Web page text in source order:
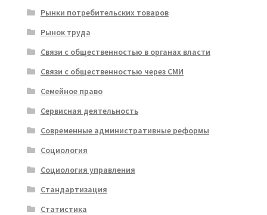
Рынки потребительских товаров
Рынок труда
Связи с общественностью в органах власти
Связи с общественностью через СМИ
Семейное право
Сервисная деятельность
Современные административные реформы
Социология
Социология управления
Стандартизация
Статистика